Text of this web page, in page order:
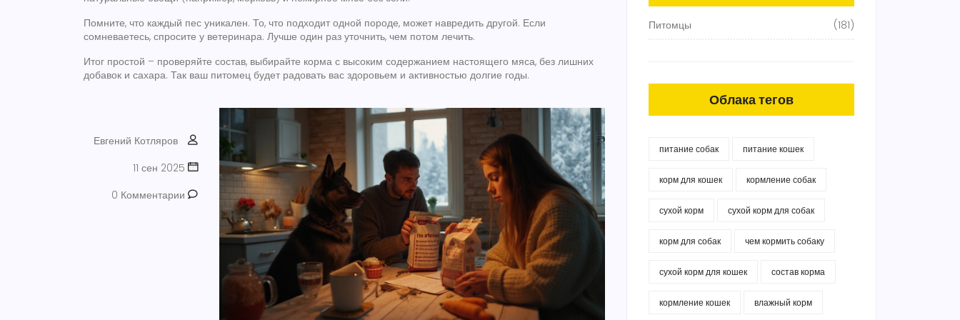
Помните, что каждый пес уникален. То, что подходит одной породе, может навредить другой. Если
сомневаетесь, спросите у ветеринара. Лучше один раз уточнить, чем потом лечить.
Итог простой – проверяйте состав, выбирайте корма с высоким содержанием настоящего мяса, без лишних
добавок и сахара. Так ваш питомец будет радовать вас здоровьем и активностью долгие годы.
Евгений Котляров
11 сен 2025
0 Комментарии
Питомцы (181)
Облака тегов
питание собак питание кошек
корм для кошек кормление собак
сухой корм сухой корм для собак
корм для собак чем кормить собаку
сухой корм для кошек состав корма
кормление кошек влажный корм